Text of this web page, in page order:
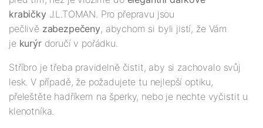
krabičkyJ.L.TOMAN. Pro přepravu jsou
pečlivě zabezpečeny, abychom si byli jistí, že Vám
je kurýrdoručí v pořádku.
Stříbro je třeba pravidelně čistit, aby si zachovalo svůj
lesk. V případě, že požadujete tu nejlepší optiku,
přeleštěte hadříkem na šperky, nebo je nechte vyčistit u
klenotníka.